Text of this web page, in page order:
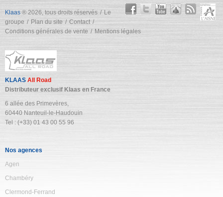
Klaas ® 2026, tous droits réservés
Le
groupe
Plan du site
Contact
Conditions générales de vente
Mentions légales
KLAAS All Road
Distributeur exclusif Klaas en France
6 allée des Primevères,
60440 Nanteuil-le-Haudouin
Tel : (+33) 01 43 00 55 96
Nos agences
Agen
Chambéry
Clermond-Ferrand